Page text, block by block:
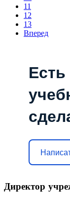
11
12
13
Вперед
Директор